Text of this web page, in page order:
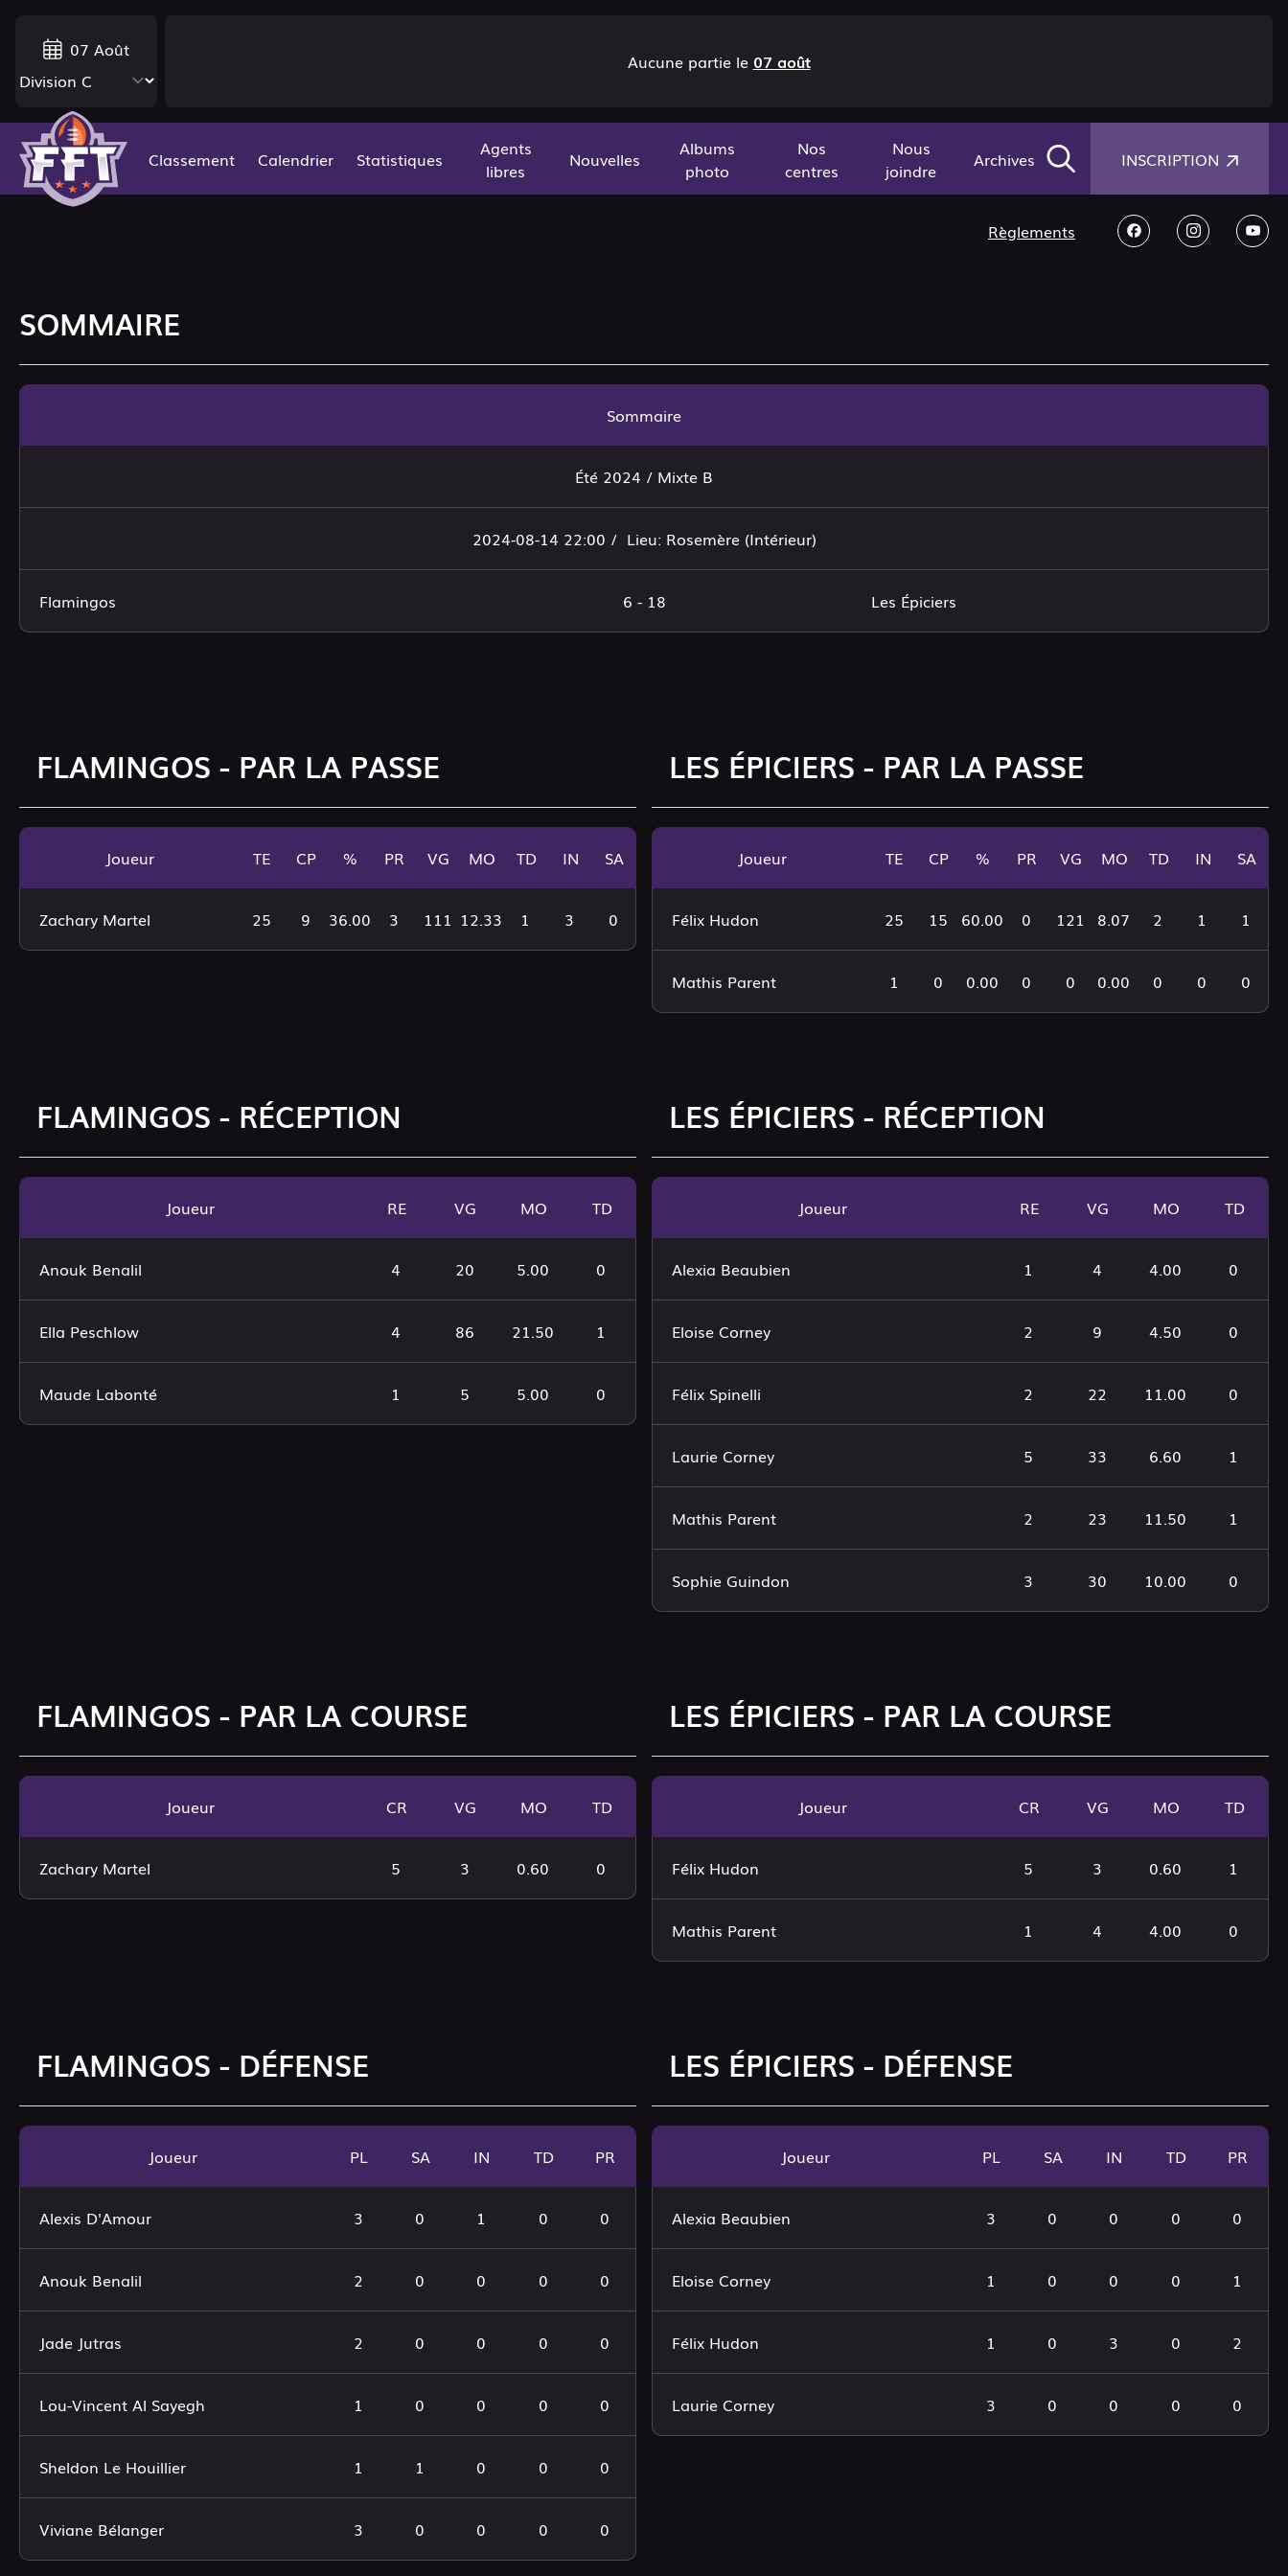
07 Août
Aucune partie le 07 août
Classement Calendrier Statistiques
Agents
libres
Nouvelles
Albums
photo
Nos
centres
Nous
joindre
Archives INSCRIPTION
Règlements
SOMMAIRE
Sommaire
Été 2024 / Mixte B
2024-08-14 22:00 /Lieu: Rosemère (Intérieur)
Flamingos 6 - 18 Les Épiciers
FLAMINGOS - PAR LA PASSE
Joueur TE CP % PR VG MO TD IN SA
Zachary Martel 25 9 36.00 3 111 12.33 1 3 0
LES ÉPICIERS - PAR LA PASSE
Joueur TE CP % PR VG MO TD IN SA
Félix Hudon 25 15 60.00 0 121 8.07 2 1 1
Mathis Parent 1 0 0.00 0 0 0.00 0 0 0
FLAMINGOS - RÉCEPTION
Joueur RE VG MO TD
Anouk Benalil 4 20 5.00 0
Ella Peschlow 4 86 21.50 1
Maude Labonté 1 5 5.00 0
LES ÉPICIERS - RÉCEPTION
Joueur RE VG MO TD
Alexia Beaubien 1 4 4.00 0
Eloise Corney 2 9 4.50 0
Félix Spinelli 2 22 11.00 0
Laurie Corney 5 33 6.60 1
Mathis Parent 2 23 11.50 1
Sophie Guindon 3 30 10.00 0
FLAMINGOS - PAR LA COURSE
Joueur CR VG MO TD
Zachary Martel 5 3 0.60 0
LES ÉPICIERS - PAR LA COURSE
Joueur CR VG MO TD
Félix Hudon 5 3 0.60 1
Mathis Parent 1 4 4.00 0
FLAMINGOS - DÉFENSE
Joueur PL SA IN TD PR
Alexis D'Amour 3 0 1 0 0
Anouk Benalil 2 0 0 0 0
Jade Jutras 2 0 0 0 0
Lou-Vincent Al Sayegh 1 0 0 0 0
Sheldon Le Houillier 1 1 0 0 0
Viviane Bélanger 3 0 0 0 0
LES ÉPICIERS - DÉFENSE
Joueur PL SA IN TD PR
Alexia Beaubien 3 0 0 0 0
Eloise Corney 1 0 0 0 1
Félix Hudon 1 0 3 0 2
Laurie Corney 3 0 0 0 0